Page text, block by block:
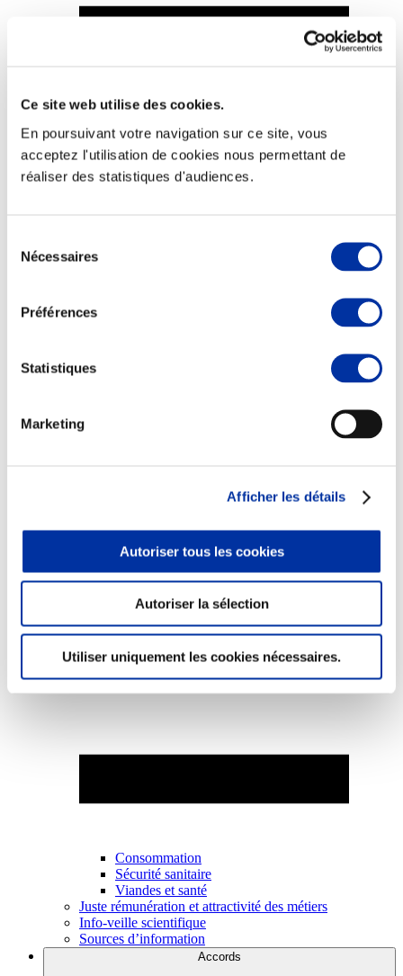
Ce site web utilise des cookies.
En poursuivant votre navigation sur ce site, vous
acceptez l'utilisation de cookies nous permettant de
réaliser des statistiques d'audiences.
Nécessaires
Préférences
Statistiques
Marketing
Afficher les détails
Autoriser tous les cookies
Autoriser la sélection
Utiliser uniquement les cookies nécessaires.
Viande et climat
Valorisation de l’herbe
Autonomie des élevages
Qualité air, eau, sols
Economie de ressources
Abattoir
Partenaire Climat
Consommation
Sécurité sanitaire
Viandes et santé
Juste rémunération et attractivité des métiers
Info-veille scientifique
Sources d’information
Accords